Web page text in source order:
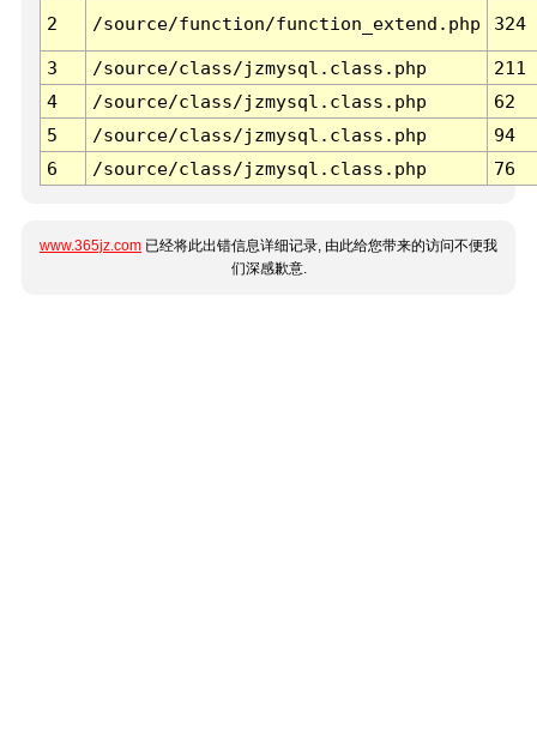
2 /source/function/function_extend.php 324
3 /source/class/jzmysql.class.php
211
4
/source/class/jzmysql.class.php
62
5
/source/class/jzmysql.class.php
94
6
/source/class/jzmysql.class.php 76
www.365jz.com 已经将此出错信息详细记录, 由此给您带来的访问不便我
们深感歉意.